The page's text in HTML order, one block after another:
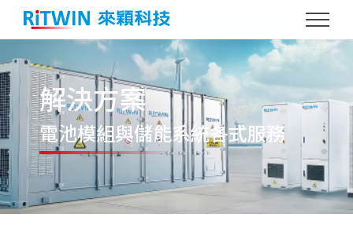
解決方案
電池模組與儲能系統各式服務